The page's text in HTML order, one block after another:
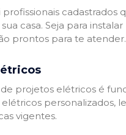
profissionais
casa. Seja para
prontos para te atender.
projetos elétricos é
personalizados,
vigentes.